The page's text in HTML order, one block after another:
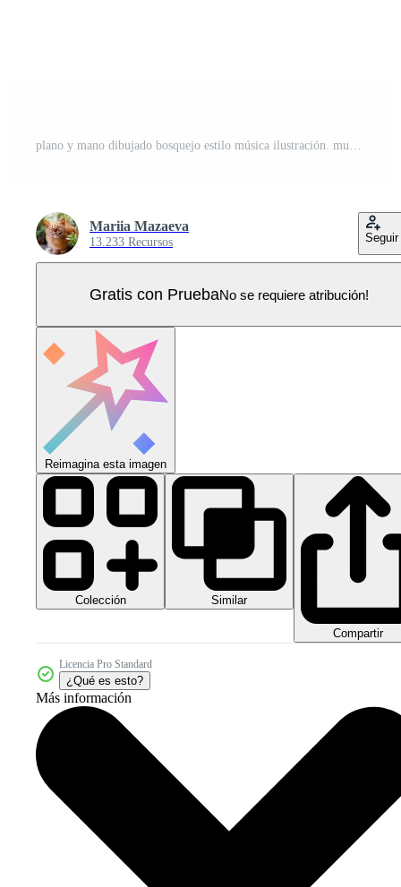
plano y mano dibujado bosquejo estilo música ilustración. musical Nota bosquejo. espalda a escuela. Vector Pro
Mariia Mazaeva
13.233 Recursos Seguir
Gratis con PruebaNo se requiere atribución!
Reimagina esta imagen
Colección Similar
Compartir
Licencia Pro Standard
¿Qué es esto?
Más información